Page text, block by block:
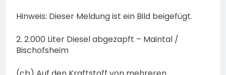
Hinweis: Dieser Meldung ist ein Bild beigefügt.
2. 2.000 Liter Diesel abgezapft – Maintal /
Bischofsheim